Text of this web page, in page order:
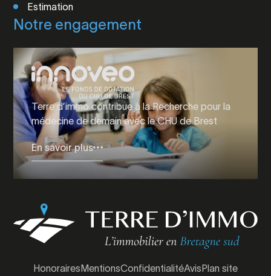
Estimation
Notre engagement
Terre d’immo contribue à la Recherche pour la
médecine de demain avec le CHU de Brest
En savoir plus
HonorairesMentionsConfidentialitéAvisPlan site